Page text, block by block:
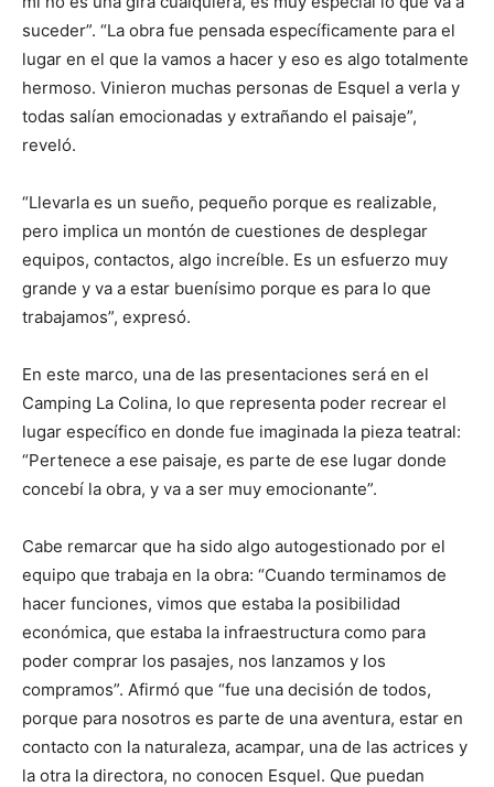
suceder”. “La obra fue pensada específicamente para el
lugar en el que la vamos a hacer y eso es algo totalmente
hermoso. Vinieron muchas personas de Esquel a verla y
todas salían emocionadas y extrañando el paisaje”,
reveló.
“Llevarla es un sueño, pequeño porque es realizable,
pero implica un montón de cuestiones de desplegar
equipos, contactos, algo increíble. Es un esfuerzo muy
grande y va a estar buenísimo porque es para lo que
trabajamos”, expresó.
En este marco, una de las presentaciones será en el
Camping La Colina, lo que representa poder recrear el
lugar específico en donde fue imaginada la pieza teatral:
“Pertenece a ese paisaje, es parte de ese lugar donde
concebí la obra, y va a ser muy emocionante”.
Cabe remarcar que ha sido algo autogestionado por el
equipo que trabaja en la obra: “Cuando terminamos de
hacer funciones, vimos que estaba la posibilidad
económica, que estaba la infraestructura como para
poder comprar los pasajes, nos lanzamos y los
compramos”. Afirmó que “fue una decisión de todos,
porque para nosotros es parte de una aventura, estar en
contacto con la naturaleza, acampar, una de las actrices y
la otra la directora, no conocen Esquel. Que puedan